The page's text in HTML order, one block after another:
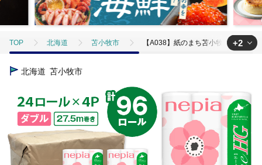
TOP 北海道 苫小牧市 【A038】紙のまち苫小牧 ネピア
TOP
ほかの雑貨・日用品
+2
北海道 苫小牧市